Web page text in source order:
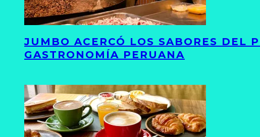
JUMBO ACERCÓ LOS SABORES DEL
GASTRONOMÍA PERUANA